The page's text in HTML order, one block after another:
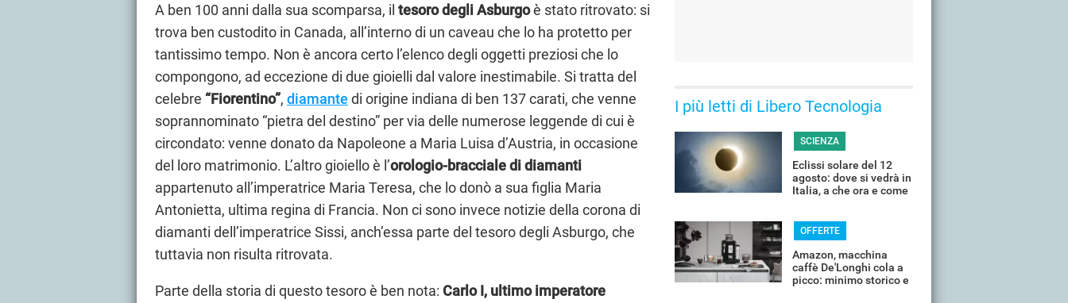
A ben 100 anni dalla sua scomparsa, il tesoro degli Asburgoè stato ritrovato: si
trova ben custodito in Canada, all’interno di un caveau che lo ha protetto per
tantissimo tempo. Non è ancora certo l’elenco degli oggetti preziosi che lo
compongono, ad eccezione di due gioielli dal valore inestimabile. Si tratta del
celebre “Fiorentino”, diamante di origine indiana di ben 137 carati, che venne
soprannominato “pietra del destino” per via delle numerose leggende di cui è
circondato: venne donato da Napoleone a Maria Luisa d’Austria, in occasione
del loro matrimonio. L’altro gioiello è l’orologio-bracciale di diamanti
appartenuto all’imperatrice Maria Teresa, che lo donò a sua figlia Maria
Antonietta, ultima regina di Francia. Non ci sono invece notizie della corona di
diamanti dell’imperatrice Sissi, anch’essa parte del tesoro degli Asburgo, che
tuttavia non risulta ritrovata.
Parte della storia di questo tesoro è ben nota: Carlo I, ultimo imperatore
I più letti di Libero Tecnologia
SCIENZA
Eclissi solare del 12
agosto: dove si vedrà in
Italia, a che ora e come
OFFERTE
Amazon, macchina
caffè De'Longhi cola a
picco: minimo storico e